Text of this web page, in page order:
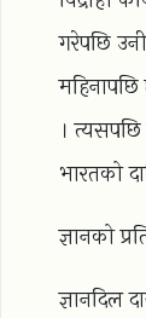
गरेपछि
।
भारतको
ज्ञानको
ज्ञानदिल